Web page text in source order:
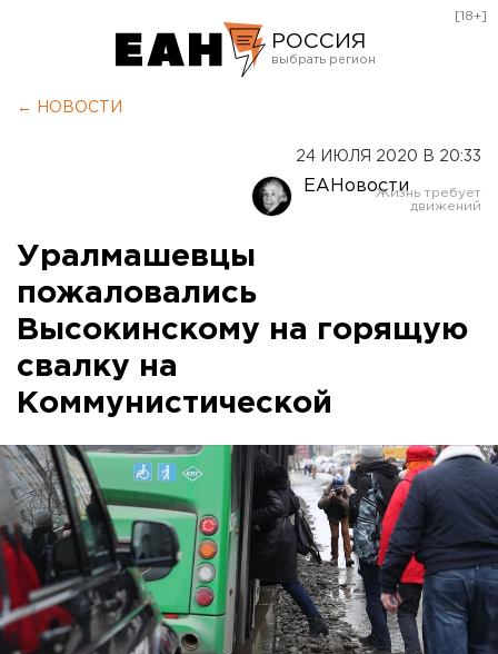
РОССИЯ
Оренбург
[18+]
← НОВОСТИ
24 ИЮЛЯ 2020 В 20:33
ЕАНовости
Уралмашевцы
пожаловались
Высокинскому на горящую
свалку на
Коммунистической